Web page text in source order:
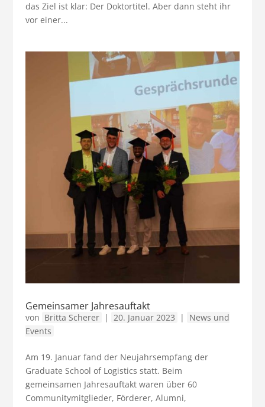
das Ziel ist klar: Der Doktortitel. Aber dann steht ihr
vor einer...
Gemeinsamer Jahresauftakt
von Britta Scherer | 20. Januar 2023 |
News und
Events
Am 19. Januar fand der Neujahrsempfang der
Graduate School of Logistics statt. Beim
gemeinsamen Jahresauftakt waren über 60
Communitymitglieder, Förderer, Alumni,